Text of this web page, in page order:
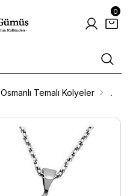
0
Osmanlı Temalı Kolyeler .